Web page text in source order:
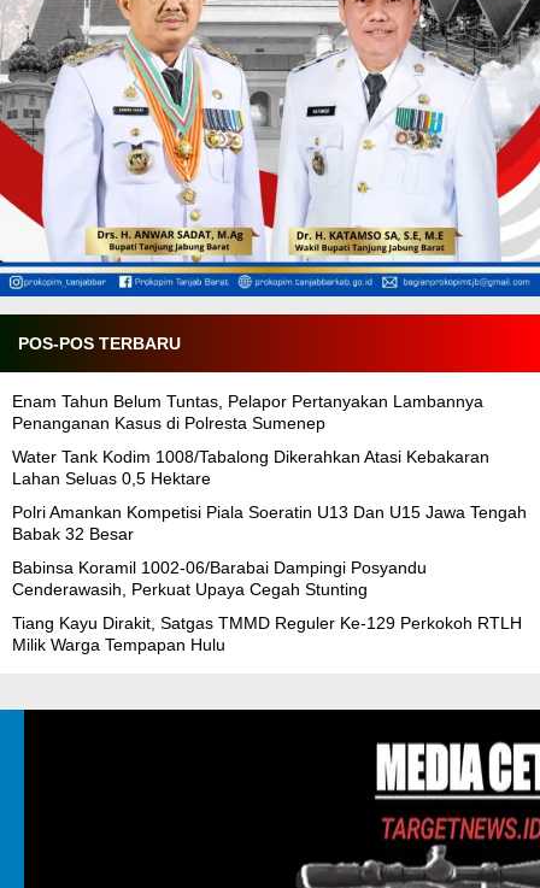
POS-POS TERBARU
Enam Tahun Belum Tuntas, Pelapor Pertanyakan Lambannya
Penanganan Kasus di Polresta Sumenep
Water Tank Kodim 1008/Tabalong Dikerahkan Atasi Kebakaran
Lahan Seluas 0,5 Hektare
Polri Amankan Kompetisi Piala Soeratin U13 Dan U15 Jawa Tengah
Babak 32 Besar
Babinsa Koramil 1002-06/Barabai Dampingi Posyandu
Cenderawasih, Perkuat Upaya Cegah Stunting
Tiang Kayu Dirakit, Satgas TMMD Reguler Ke-129 Perkokoh RTLH
Milik Warga Tempapan Hulu